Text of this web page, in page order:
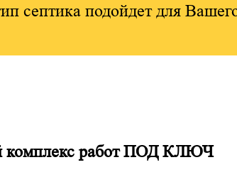
септика подойдет для
комплекс работ ПОД КЛЮЧ